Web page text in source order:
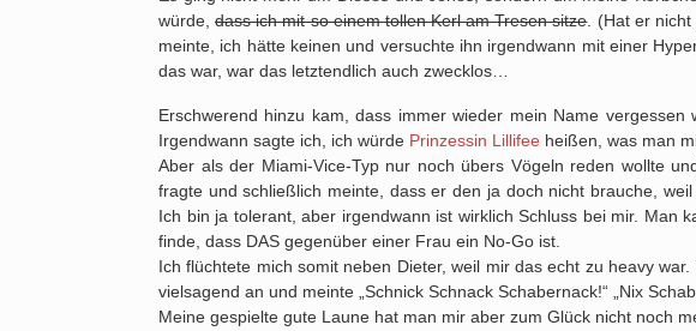
würde,dass ich mit so einem tollen Kerl am Tresen sitze. (Hat er nicht
meinte, ich hätte keinen und versuchte ihn irgendwann mit einer
das war, war das letztendlich auch zwecklos…
Erschwerend hinzu kam, dass immer wieder mein Name
Irgendwann sagte ich, ich würde Prinzessin Lillifee heißen, was man
Aber als der Miami-Vice-Typ nur noch übers Vögeln reden wollte
fragte und schließlich meinte, dass er den ja doch nicht brauche,
Ich bin ja tolerant, aber irgendwann ist wirklich Schluss bei mir. Man
finde, dass DAS gegenüber einer Frau ein No-Go ist.
Ich flüchtete mich somit neben Dieter, weil mir das echt zu heavy
vielsagend an und meinte „Schnick Schnack Schabernack!“ „Nix
Meine gespielte gute Laune hat man mir aber zum Glück nicht noch